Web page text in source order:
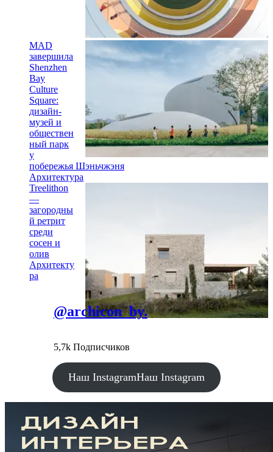
MAD
завершила
Shenzhen
Bay
Culture
Square:
дизайн-
музей и
обществен
ный парк
у
побережья Шэньчжэня
Архитектура
Treelithon
—
загородны
й ретрит
среди
сосен и
олив
Архитекту
ра
@archicon_by.
5,7k Подписчиков
Наш InstagramНаш Instagram